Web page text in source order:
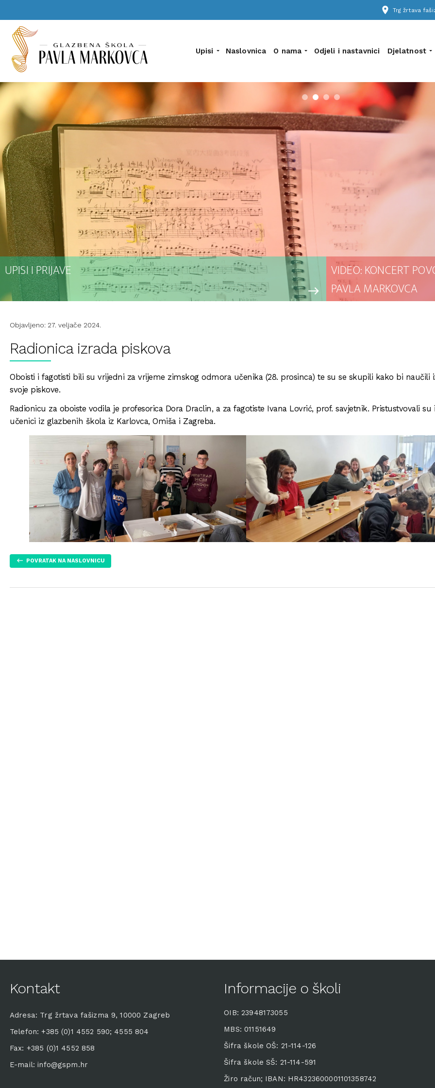
place Trg žrtava
Upisi Naslovnica O nama Odjeli i nastavnici Djelatnost
UPISI I PRIJAVE
east
VIDEO: KONCERT
PAVLA MARKOVCA
Objavljeno: 27. veljače 2024.
Radionica izrada piskova
Oboisti i fagotisti bili su vrijedni za vrijeme zimskog odmora učenika (28. prosinca) te su se skupili kako bi naučili
svoje piskove.
Radionicu za oboiste vodila je profesorica Dora Draclin, a za fagotiste Ivana Lovrić, prof. savjetnik. Pristustvovali su
učenici iz glazbenih škola iz Karlovca, Omiša i Zagreba.
POVRATAK NA NASLOVNICU
Kontakt
Adresa: Trg žrtava fašizma 9, 10000 Zagreb
Telefon: +385 (0)1 4552 590; 4555 804
Fax: +385 (0)1 4552 858
E-mail: info@gspm.hr
Informacije o školi
OIB: 23948173055
MBS: 01151649
Šifra škole OŠ: 21-114-126
Šifra škole SŠ: 21-114-591
Žiro račun; IBAN: HR4323600001101358742